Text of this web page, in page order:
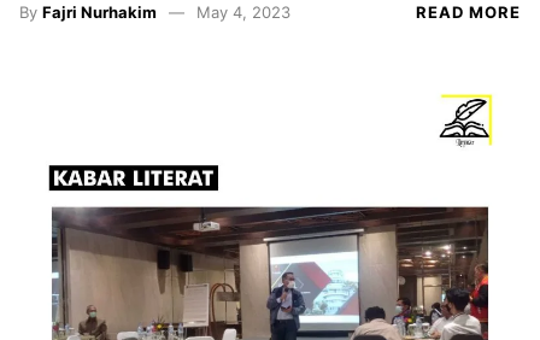
By Fajri Nurhakim May 4, 2023 READ MORE